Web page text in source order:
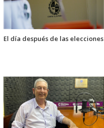
El día después de las elecciones